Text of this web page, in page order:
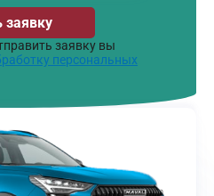
заявку
заявку вы
персональных